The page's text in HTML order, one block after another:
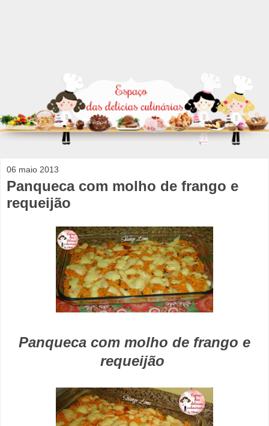
06 maio 2013
Panqueca com molho de frango e
requeijão
Panqueca com molho de frango e
requeijão